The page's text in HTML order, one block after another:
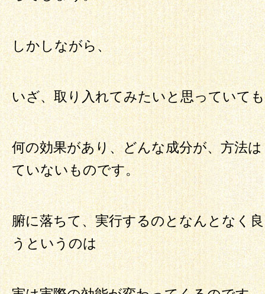
しかしながら、
いざ、取り入れてみたいと思っていても
何の効果があり、どんな成分が、方法
ていないものです。
腑に落ちて、実行するのとなんとなく
うというのは